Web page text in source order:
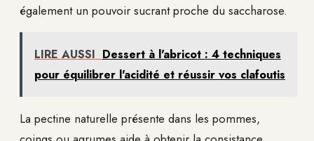
également un pouvoir sucrant proche du saccharose.
LIRE AUSSI Dessert à l'abricot : 4 techniques
pour équilibrer l'acidité et réussir vos clafoutis
La pectine naturelle présente dans les pommes,